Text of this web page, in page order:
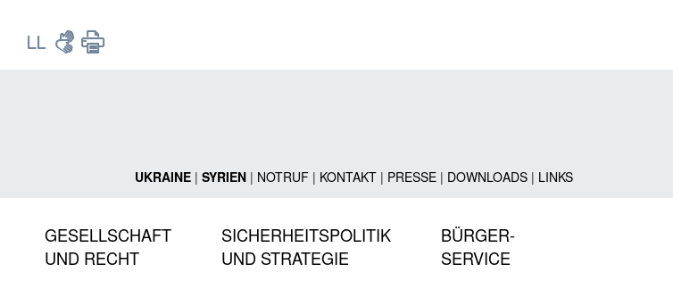
UKRAINE| SYRIEN| NOTRUF| KONTAKT| PRESSE| DOWNLOADS| LINKS
GESELLSCHAFT
UND RECHT
SICHERHEITSPOLITIK
UND STRATEGIE
BÜRGER-
SERVICE